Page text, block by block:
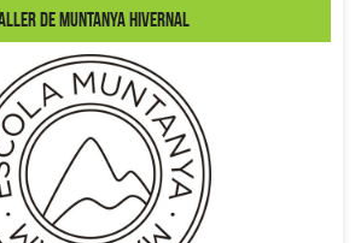
de Muntanya hivernal